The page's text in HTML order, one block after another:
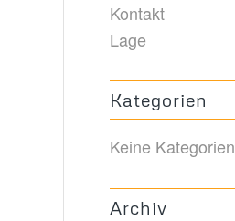
Kontakt
Lage
Kategorien
Keine Kategorien
Archiv